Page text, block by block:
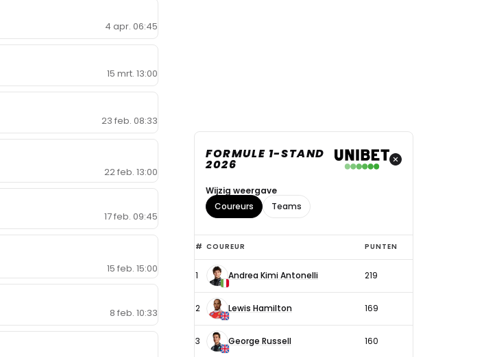
4 apr. 06:45
15 mrt. 13:00
23 feb. 08:33
22 feb. 13:00
17 feb. 09:45
15 feb. 15:00
8 feb. 10:33
FORMULE 1-STAND
2026
Wijzig weergave
Coureurs
Teams
Top
6
coureurs
# COUREUR PUNTEN
1 Andrea Kimi Antonelli 219
2 Lewis Hamilton 169
3 George Russell 160